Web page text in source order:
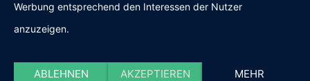
Werbung entsprechend den Interessen der Nutzer
anzuzeigen.
ABLEHNEN AKZEPTIEREN MEHR